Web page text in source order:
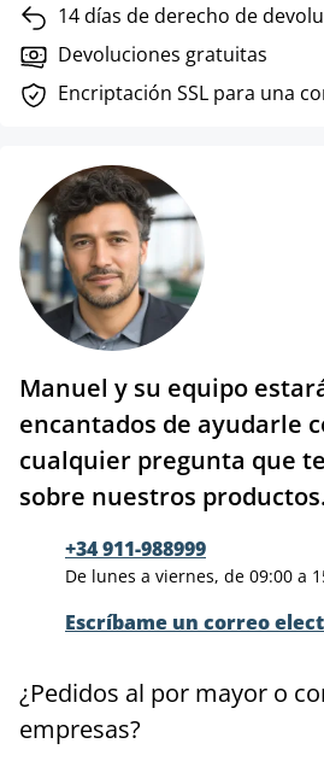
14 días de derecho de
Devoluciones gratuitas
Encriptación SSL para una
Manuel y su equipo
encantados de ayudarle
cualquier pregunta que
sobre nuestros
+34 911-988999
De lunes a viernes, de 09:00 a
Escríbame un correo
¿Pedidos al por mayor o
empresas?